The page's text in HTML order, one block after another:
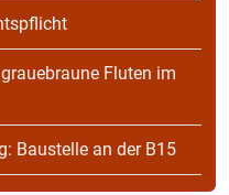
Fluten im
Baustelle an der B15